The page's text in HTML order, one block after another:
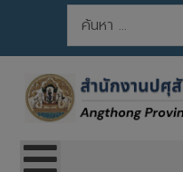
การค้นหา